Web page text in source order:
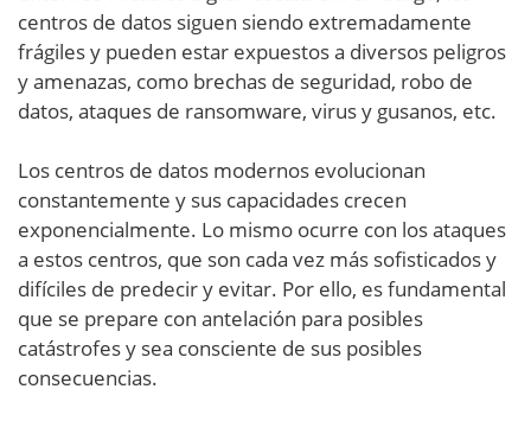
centros de datos siguen siendo extremadamente
frágiles y pueden estar expuestos a diversos peligros
y amenazas, como brechas de seguridad, robo de
datos, ataques de ransomware, virus y gusanos, etc.
Los centros de datos modernos evolucionan
constantemente y sus capacidades crecen
exponencialmente. Lo mismo ocurre con los ataques
a estos centros, que son cada vez más sofisticados y
difíciles de predecir y evitar. Por ello, es fundamental
que se prepare con antelación para posibles
catástrofes y sea consciente de sus posibles
consecuencias.